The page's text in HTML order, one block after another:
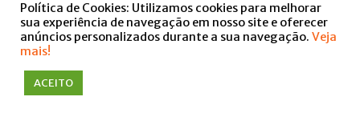
COPYRIGHT © 2016. TODOS OS DIREITOS RESERVADOS
falar via WhatsApp
Política de Cookies: Utilizamos cookies para melhorar
sua experiência de navegação em nosso site e oferecer
anúncios personalizados durante a sua navegação. Veja
mais!
ACEITO